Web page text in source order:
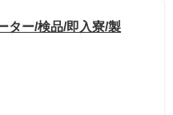
ター/検品/即入寮/製